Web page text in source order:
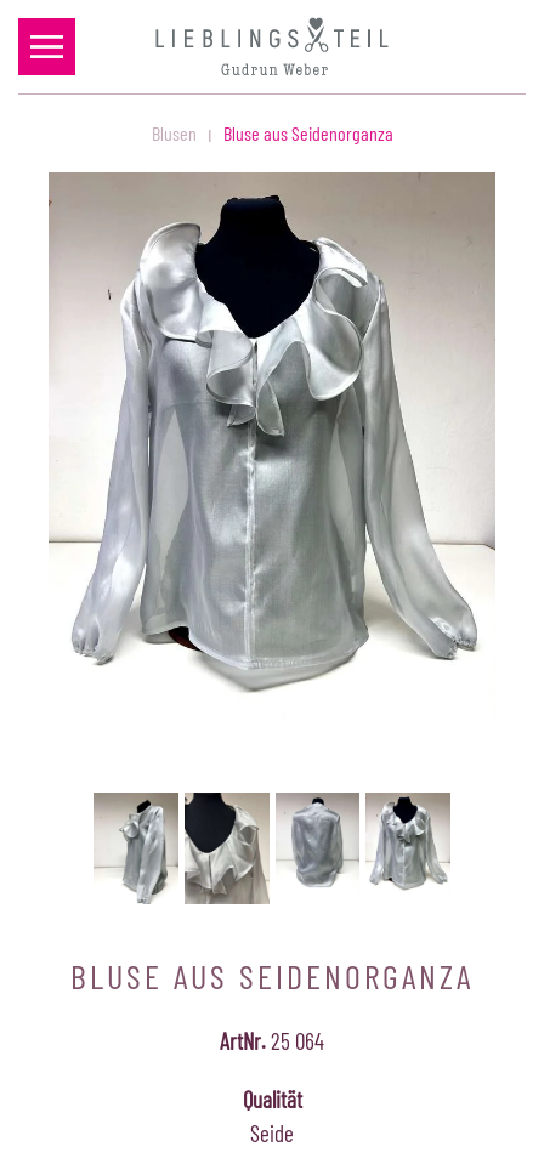
Zum Hauptinhalt springen
Blusen Bluse aus Seidenorganza
BLUSE AUS SEIDENORGANZA
ArtNr.25 064
Qualität
Seide